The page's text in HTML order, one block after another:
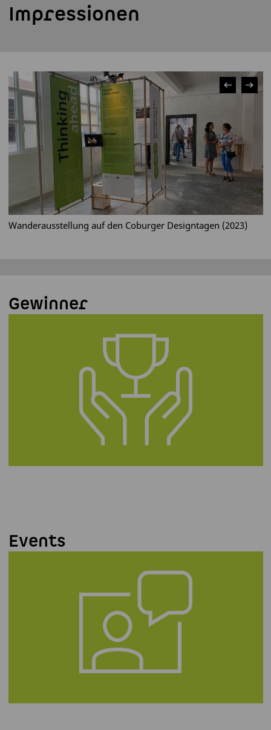
Impressionen
Wanderausstellung auf den Coburger Designtagen (2023)
Gewinner
Events